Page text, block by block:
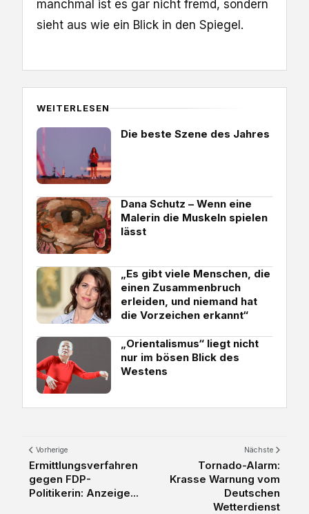
manchmal ist es gar nicht fremd, sondern
sieht aus wie ein Blick in den Spiegel.
WEITERLESEN
Die beste Szene des Jahres
Dana Schutz – Wenn eine
Malerin die Muskeln spielen
lässt
„Es gibt viele Menschen, die
einen Zusammenbruch
erleiden, und niemand hat
die Vorzeichen erkannt“
„Orientalismus“ liegt nicht
nur im bösen Blick des
Westens
Vorherige
Ermittlungsverfahren
gegen FDP-
Politikerin: Anzeige...
Nächste
Tornado-Alarm:
Krasse Warnung vom
Deutschen
Wetterdienst